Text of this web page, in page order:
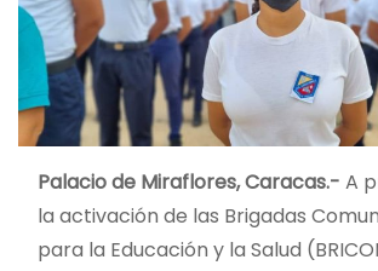
Palacio de Miraflores, Caracas.- A
la activación de las Brigadas
para la Educación y la Salud